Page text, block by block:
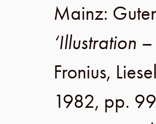
Mainz:
‘Illustration
Fronius,
1982, pp.